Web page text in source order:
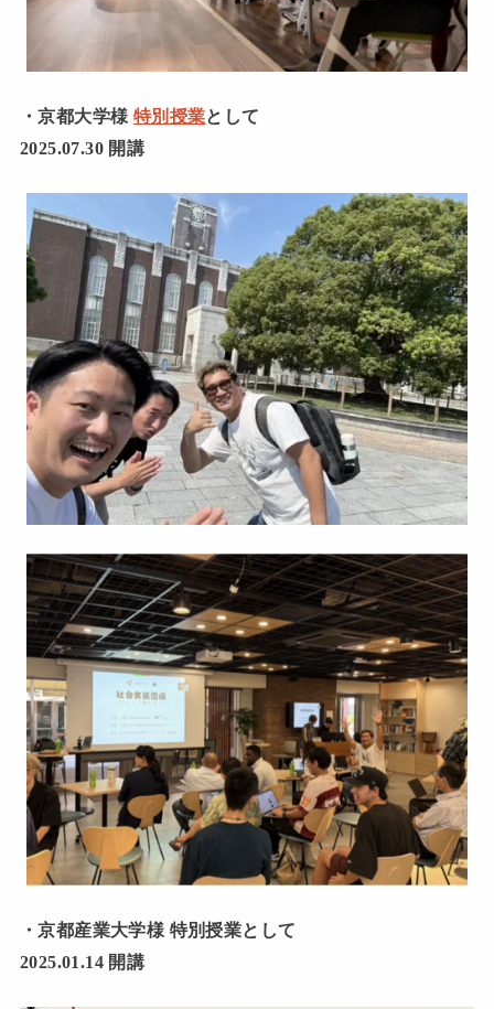
・京都大学様 特別授業として
2025.07.30 開講
・京都産業大学様 特別授業として
2025.01.14 開講